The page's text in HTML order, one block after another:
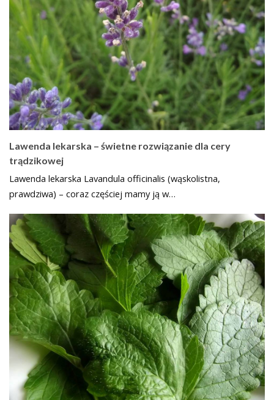
Lawenda lekarska – świetne rozwiązanie dla cery
trądzikowej
Lawenda lekarska Lavandula officinalis (wąskolistna,
prawdziwa) – coraz częściej mamy ją w…